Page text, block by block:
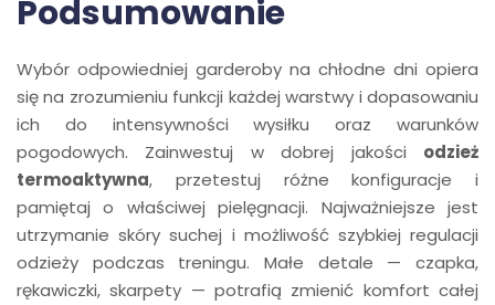
Podsumowanie
Wybór odpowiedniej garderoby na chłodne dni opiera
się na zrozumieniu funkcji każdej warstwy i dopasowaniu
ich do intensywności wysiłku oraz warunków
pogodowych. Zainwestuj w dobrej jakości odzież
termoaktywna, przetestuj różne konfiguracje i
pamiętaj o właściwej pielęgnacji. Najważniejsze jest
utrzymanie skóry suchej i możliwość szybkiej regulacji
odzieży podczas treningu. Małe detale — czapka,
rękawiczki, skarpety — potrafią zmienić komfort całej